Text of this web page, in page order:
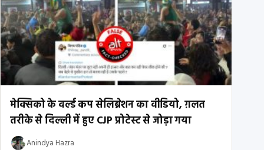
मेक्सिको के वर्ल्ड कप सेलिब्रेशन का वीडियो, ग़लत
तरीके से दिल्ली में हुए CJP प्रोटेस्ट से जोड़ा गया
Anindya Hazra